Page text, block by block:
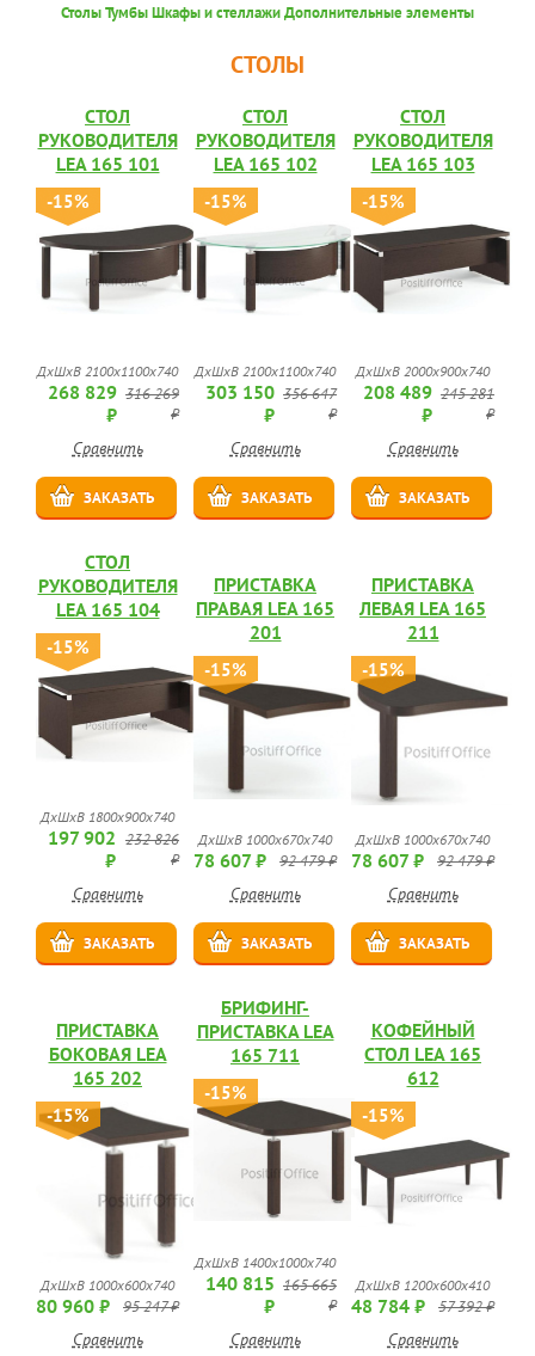
СтолыТумбыШкафы и стеллажиДополнительные элементы
СТОЛЫ
СТОЛ
РУКОВОДИТЕЛЯ
LEA 165 101
-15%
ДхШхВ 2100х1100х740
268 829
₽
316 269
₽
Сравнить
ЗАКАЗАТЬ
СТОЛ
РУКОВОДИТЕЛЯ
LEA 165 102
-15%
ДхШхВ 2100х1100х740
303 150
₽
356 647
₽
Сравнить
ЗАКАЗАТЬ
СТОЛ
РУКОВОДИТЕЛЯ
LEA 165 103
-15%
ДхШхВ 2000х900х740
208 489
₽
245 281
₽
Сравнить
ЗАКАЗАТЬ
СТОЛ
РУКОВОДИТЕЛЯ
LEA 165 104
-15%
ДхШхВ 1800х900х740
197 902
₽
232 826
₽
Сравнить
ЗАКАЗАТЬ
ПРИСТАВКА
ПРАВАЯ LEA 165
201
-15%
ДхШхВ 1000х670х740
78 607 ₽ 92 479 ₽
Сравнить
ЗАКАЗАТЬ
ПРИСТАВКА
ЛЕВАЯ LEA 165
211
-15%
ДхШхВ 1000х670х740
78 607 ₽ 92 479 ₽
Сравнить
ЗАКАЗАТЬ
ПРИСТАВКА
БОКОВАЯ LEA
165 202
-15%
ДхШхВ 1000х600х740
80 960 ₽ 95 247 ₽
Сравнить
БРИФИНГ-
ПРИСТАВКА LEA
165 711
-15%
ДхШхВ 1400х1000х740
140 815
₽
165 665
₽
Сравнить
КОФЕЙНЫЙ
СТОЛ LEA 165
612
-15%
ДхШхВ 1200х600х410
48 784 ₽ 57 392 ₽
Сравнить